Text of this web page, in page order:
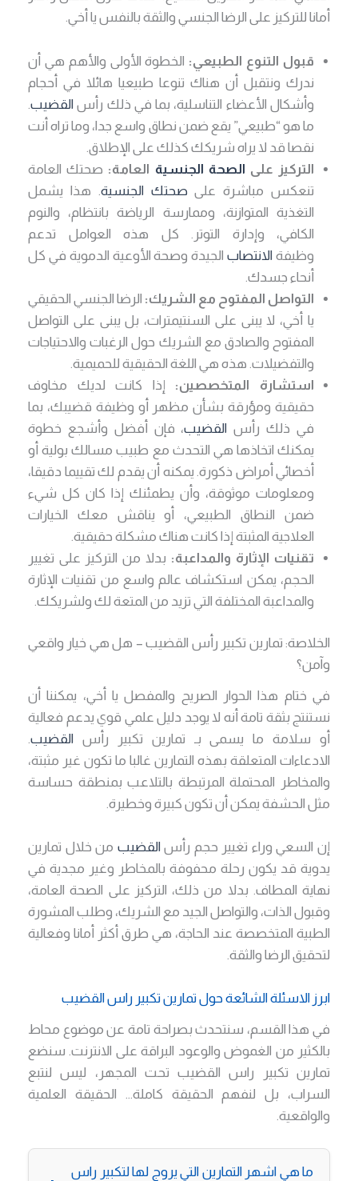
أمانا للتركيز على الرضا الجنسي والثقة بالنفس يا أخي.
قبول التنوع الطبيعي: الخطوة الأولى والأهم هي أن
ندرك ونتقبل أن هناك تنوعا طبيعيا هائلا في أحجام
وأشكال الأعضاء التناسلية، بما في ذلك رأس القضيب
ما هو “طبيعي” يقع ضمن نطاق واسع جدا، وما تراه أنت
نقصا قد لا يراه شريكك كذلك على الإطلاق.
التركيز على الصحة الجنسية العامة: صحتك العامة
تنعكس مباشرة علىصحتك الجنسية . هذا يشمل
التغذية المتوازنة، وممارسة الرياضة بانتظام، والنوم
الكافي، وإدارة التوتر. كل هذه العوامل تدعم
وظيفة الانتصابالجيدة وصحة الأوعية الدموية في كل
أنحاء جسدك.
التواصل المفتوح مع الشريك: الرضا الجنسي الحقيقي
يا أخي، لا يبنى على السنتيمترات، بل يبنى على التواصل
المفتوح والصادق مع الشريك حول الرغبات والاحتياجات
والتفضيلات. هذه هي اللغة الحقيقية للحميمية.
استشارة المتخصصين: إذا كانت لديك مخاوف
حقيقية ومؤرقة بشأن مظهر أو وظيفة قضيبك، بما
في ذلك رأس القضيب، فإن أفضل وأشجع خطوة
يمكنك اتخاذها هي التحدث مع طبيب مسالك بولية أو
أخصائي أمراض ذكورة. يمكنه أن يقدم لك تقييما دقيقا،
ومعلومات موثوقة، وأن يطمئنك إذا كان كل شيء
ضمن النطاق الطبيعي، أو يناقش معك الخيارات
العلاجية المثبتة إذا كانت هناك مشكلة حقيقية.
تقنيات الإثارة والمداعبة: بدلا من التركيز على تغيير
الحجم، يمكن استكشاف عالم واسع من تقنيات الإثارة
والمداعبة المختلفة التي تزيد من المتعة لك ولشريكك.
الخلاصة: تمارين تكبير رأس القضيب – هل هي خيار واقعي
وآمن؟
في ختام هذا الحوار الصريح والمفصل يا أخي، يمكننا أن
نستنتج بثقة تامة أنه لا يوجد دليل علمي قوي يدعم فعالية
أو سلامة ما يسمى بـ تمارين تكبير رأس القضيب.
الادعاءات المتعلقة بهذه التمارين غالبا ما تكون غير مثبتة،
والمخاطر المحتملة المرتبطة بالتلاعب بمنطقة حساسة
مثل الحشفة يمكن أن تكون كبيرة وخطيرة.
إن السعي وراء تغيير حجم رأس القضيب من خلال تمارين
يدوية قد يكون رحلة محفوفة بالمخاطر وغير مجدية في
نهاية المطاف. بدلا من ذلك، التركيز على الصحة العامة،
وقبول الذات، والتواصل الجيد مع الشريك، وطلب المشورة
الطبية المتخصصة عند الحاجة، هي طرق أكثر أمانا وفعالية
لتحقيق الرضا والثقة.
ابرز الاسئلة الشائعة حول تمارين تكبير راس القضيب
في هذا القسم، سنتحدث بصراحة تامة عن موضوع محاط
بالكثير من الغموض والوعود البراقة على الانترنت. سنضع
تمارين تكبير راس القضيب تحت المجهر، ليس لنتبع
السراب، بل لنفهم الحقيقة كاملة… الحقيقة العلمية
والواقعية.
ما هي اشهر التمارين التي يروج لها لتكبير راس